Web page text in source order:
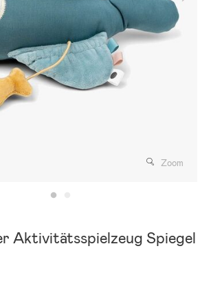
Zoom
Aktivitätsspielzeug Spiegel